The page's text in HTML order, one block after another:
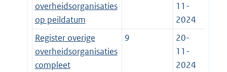
overheidsorganisaties
op peildatum
11-
2024
Register overige
overheidsorganisaties
compleet
9
20-
11-
2024